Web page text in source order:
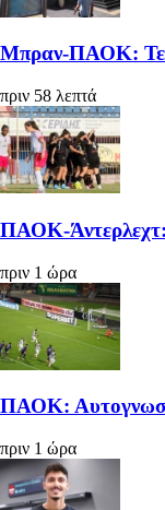
Μπραν-ΠΑΟΚ:
πριν 58 λεπτά
ΠΑΟΚ-Άντερλεχτ:
πριν 1 ώρα
ΠΑΟΚ:
πριν 1 ώρα